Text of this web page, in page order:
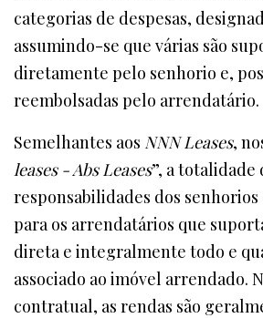
categorias de despesas,
assumindo-se que várias são
diretamente pelo senhorio e,
reembolsadas pelo arrendatário.
Semelhantes aos NNN Leases,
leases - Abs Leases”, a totalidade
responsabilidades dos
para os arrendatários que
direta e integralmente todo e
associado ao imóvel arrendado.
contratual, as rendas são